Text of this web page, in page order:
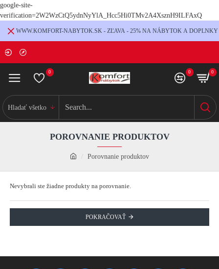
google-site-
verification=2W2WzCtQ5ydnNyYlA_Hcc5Hi0TMv2A4XsznH9ILFAxQ
WWW.KOMFORT-NABYTOK.SK - ZĽAVA - 25% NA NÁBYTOK A DOPLNKY
0 0 0
Hladať všetko
Porovnanie produktov
POROVNANIE PRODUKTOV
Nevybrali ste žiadne produkty na porovnanie.
POKRAČOVAŤ